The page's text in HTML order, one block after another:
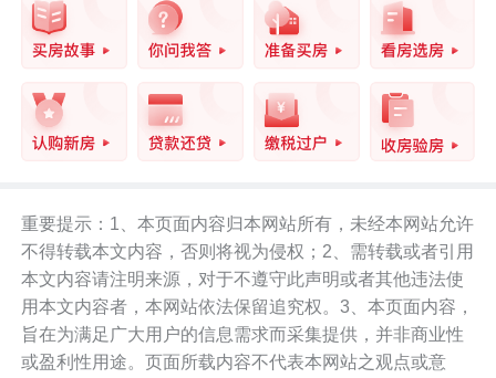
重要提示：1、本页面内容归本网站所有，未经本网站允许
不得转载本文内容，否则将视为侵权；2、需转载或者引用
本文内容请注明来源，对于不遵守此声明或者其他违法使
用本文内容者，本网站依法保留追究权。3、本页面内容，
旨在为满足广大用户的信息需求而采集提供，并非商业性
或盈利性用途。页面所载内容不代表本网站之观点或意